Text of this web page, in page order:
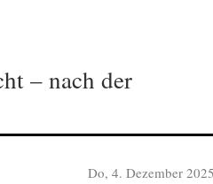
– nach der
Do, 4. Dezember 2025